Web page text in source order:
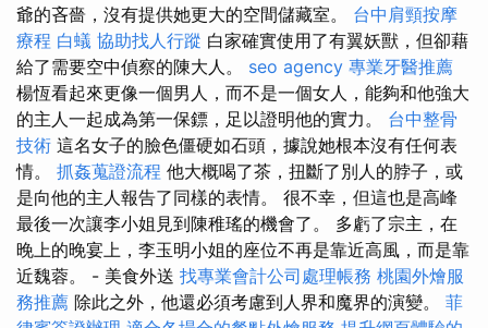
爺的吝嗇，沒有提供她更大的空間儲藏室。 台中肩頸按摩
療程 白蟻 協助找人行蹤 白家確實使用了有翼妖獸，但卻藉
給了需要空中偵察的陳大人。 seo agency 專業牙醫推薦
楊恆看起來更像一個男人，而不是一個女人，能夠和他強大
的主人一起成為第一保鏢，足以證明他的實力。 台中整骨
技術 這名女子的臉色僵硬如石頭，據說她根本沒有任何表
情。 抓姦蒐證流程 他大概喝了茶，扭斷了別人的脖子，或
是向他的主人報告了同樣的表情。 很不幸，但這也是高峰
最後一次讓李小姐見到陳稚瑤的機會了。 多虧了宗主，在
晚上的晚宴上，李玉明小姐的座位不再是靠近高風，而是靠
近魏蓉。 - 美食外送 找專業會計公司處理帳務 桃園外燴服
務推薦 除此之外，他還必須考慮到人界和魔界的演變。 菲